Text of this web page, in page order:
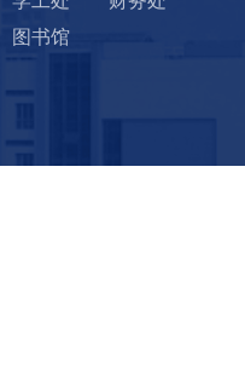
图书馆